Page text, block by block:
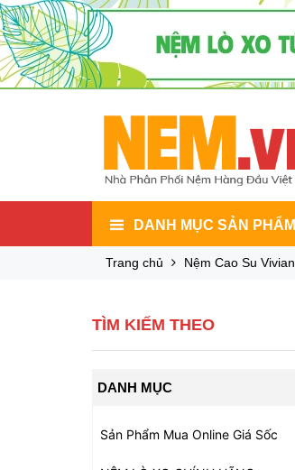
DANH MỤC SẢN PHẨM
Trang chủ Nệm Cao Su Vivian
TÌM KIẾM THEO
DANH MỤC
Sản Phẩm Mua Online Giá Sốc